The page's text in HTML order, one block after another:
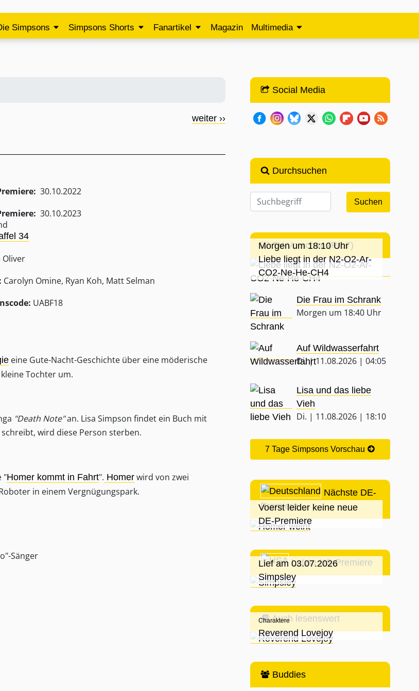
Simpsons Simpsons Shorts Fanartikel Magazin Multimedia
weiter ››
30.10.2022
30.10.2023
34
Oliver
Carolyn Omine, Ryan Koh, Matt Selman
UABF18
eine Gute-Nacht-Geschichte über eine möderische
Tochter um.
"Death Note"an. Lisa Simpson findet ein Buch mit
wird diese Person sterben.
"Homer kommt in Fahrt". Homer wird von zwei
in einem Vergnügungspark.
Sänger
Social Media
Durchsuchen
TV-Vorschau (Pro7)
Morgen um 18:10 Uhr
Liebe liegt in der N2-O2-Ar-
CO2-Ne-He-CH4
Die Frau im Schrank
Morgen um 18:40 Uhr
Auf Wildwasserfahrt
Di. | 11.08.2026 | 04:05
Lisa und das liebe
Vieh
Di. | 11.08.2026 | 18:10
7 Tage Simpsons Vorschau
Nächste DE-
Premiere
Voerst leider keine neue
DE-Premiere
Letzte US-Premiere
Lief am 03.07.2026
Simpsley
Auch lesenswert
Charaktere
Reverend Lovejoy
Buddies